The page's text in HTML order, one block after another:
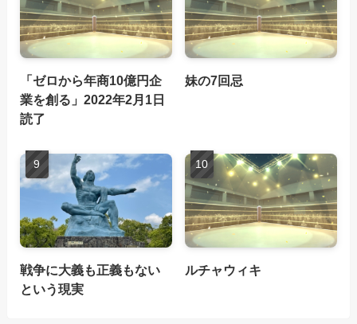
「ゼロから年商10億円企
業を創る」2022年2月1日
読了
妹の7回忌
戦争に大義も正義もない
という現実
ルチャウィキ